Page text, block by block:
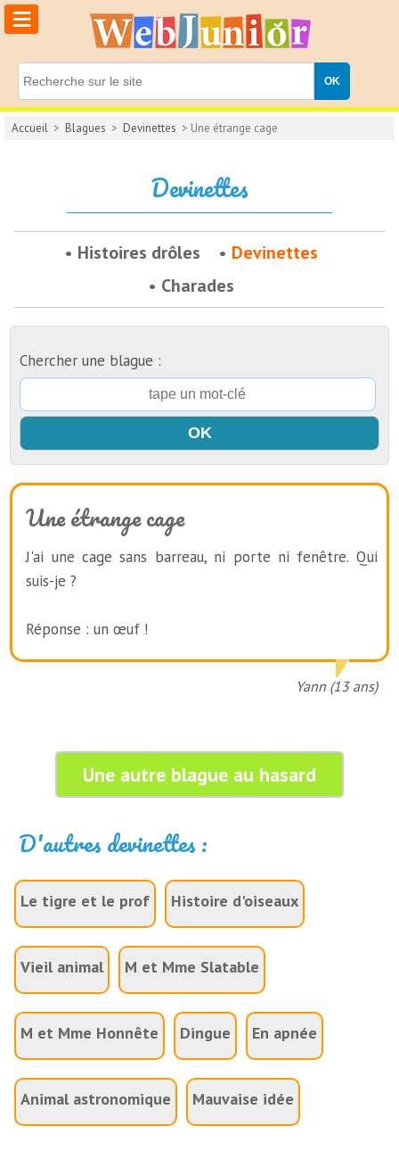
≡
Accueil > Blagues > Devinettes > Une étrange cage
Devinettes
Histoires drôles
Devinettes
Charades
Chercher une blague :
Une étrange cage
J'ai une cage sans barreau, ni porte ni fenêtre. Qui
suis-je ?
Réponse : un œuf !
Yann (13 ans)
Une autre blague au hasard
D'autres devinettes :
Le tigre et le prof Histoire d'oiseaux
Vieil animal M et Mme Slatable
M et Mme Honnête Dingue En apnée
Animal astronomique Mauvaise idée